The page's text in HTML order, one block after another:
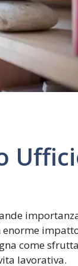
come
lavorativa.